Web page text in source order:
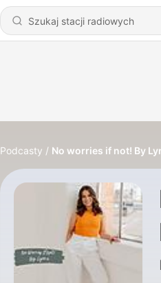
Podcasty No worries if not! By